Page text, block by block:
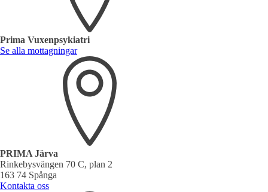
Prima Vuxenpsykiatri
Se alla mottagningar
PRIMA Järva
Rinkebysvängen 70 C, plan 2
163 74 Spånga
Kontakta oss